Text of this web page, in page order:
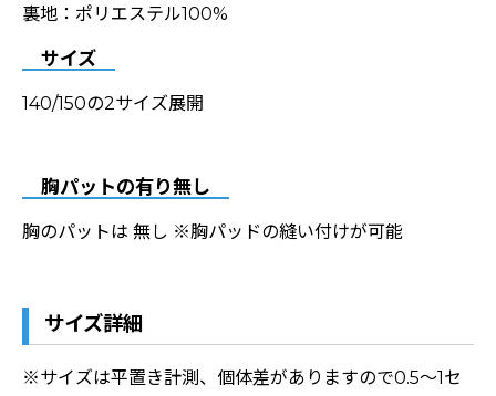
裏地：ポリエステル100%
サイズ
140/150の2サイズ展開
胸パットの有り無し
胸のパットは 無し ※胸パッドの縫い付けが可能
サイズ詳細
※サイズは平置き計測、個体差がありますので0.5〜1セ